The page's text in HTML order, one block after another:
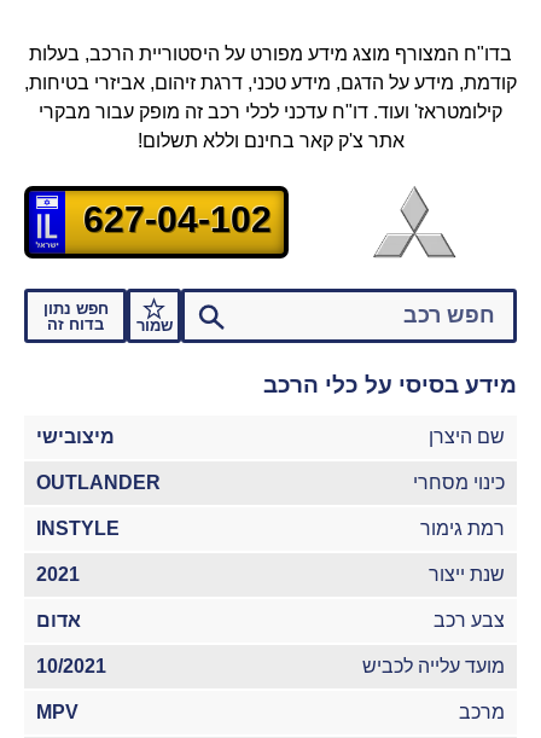
בדו"ח המצורף מוצג מידע מפורט על היסטוריית הרכב, בעלות
קודמת, מידע על הדגם, מידע טכני, דרגת זיהום, אביזרי בטיחות,
קילומטראז' ועוד. דו"ח עדכני לכלי רכב זה מופק עבור מבקרי
אתר צ'ק קאר בחינם וללא תשלום!
שמור
חפש נתון
בדוח זה
627-04-102
מידע בסיסי על כלי הרכב
שם היצרן מיצובישי
כינוי מסחרי OUTLANDER
רמת גימור INSTYLE
שנת ייצור 2021
צבע רכב אדום
מועד עלייה לכביש 10/2021
מרכב MPV